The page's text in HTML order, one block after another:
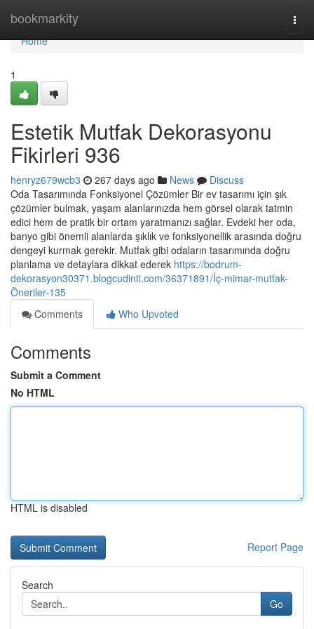
bookmarkity
Home
Home
1
Estetik Mutfak Dekorasyonu
Fikirleri 936
henryz679wcb3 267 days ago News
Discuss
Oda Tasarımında Fonksiyonel Çözümler Bir ev tasarımı için şık
çözümler bulmak, yaşam alanlarınızda hem görsel olarak tatmin
edici hem de pratik bir ortam yaratmanızı sağlar. Evdeki her oda,
banyo gibi önemli alanlarda şıklık ve fonksiyonellik arasında doğru
dengeyi kurmak gerekir. Mutfak gibi odaların tasarımında doğru
planlama ve detaylara dikkat ederek https://bodrum-
dekorasyon30371.blogcudinti.com/36371891/İç-mimar-mutfak-
Öneriler-135
Comments
Who Upvoted
Comments
Submit a Comment
No HTML
HTML is disabled
Report Page
Search
Go